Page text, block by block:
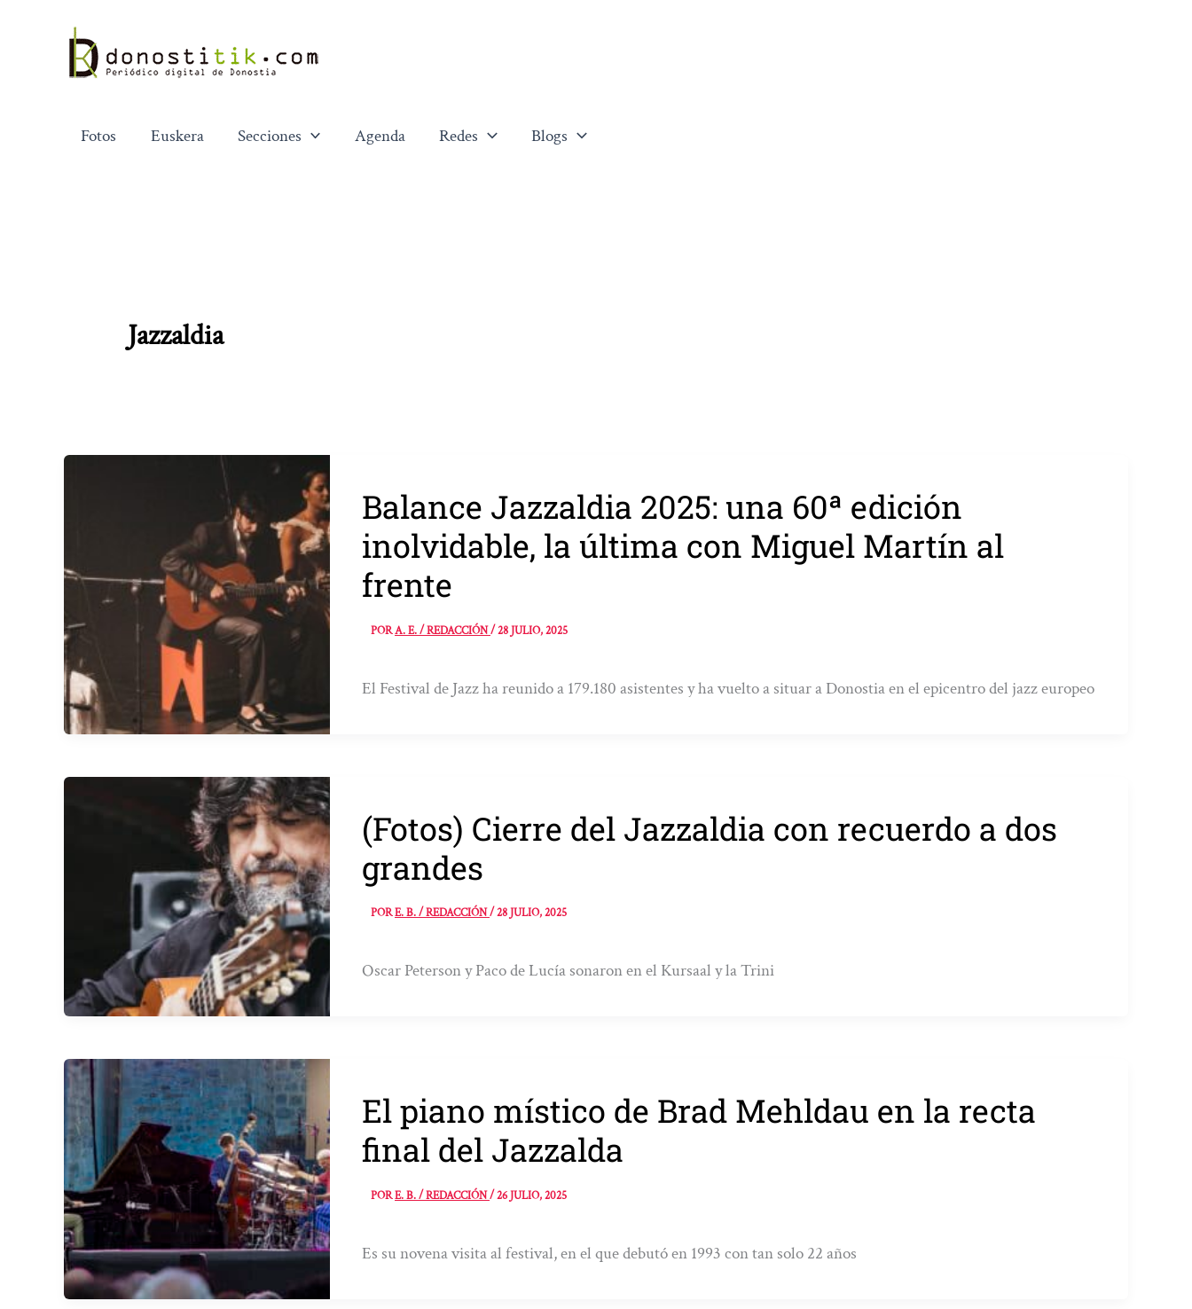
contenido
Fotos Euskera Secciones Agenda Redes Blogs
Jazzaldia
Balance Jazzaldia 2025: una 60ª edición
inolvidable, la última con Miguel Martín al
frente
PORA. E. / REDACCIÓN/28 JULIO, 2025
El Festival de Jazz ha reunido a 179.180 asistentes y ha vuelto a situar a Donostia en el epicentro del jazz europeo
(Fotos) Cierre del Jazzaldia con recuerdo a dos
grandes
PORE. B. / REDACCIÓN/28 JULIO, 2025
Oscar Peterson y Paco de Lucía sonaron en el Kursaal y la Trini
El piano místico de Brad Mehldau en la recta
final del Jazzalda
PORE. B. / REDACCIÓN/26 JULIO, 2025
Es su novena visita al festival, en el que debutó en 1993 con tan solo 22 años